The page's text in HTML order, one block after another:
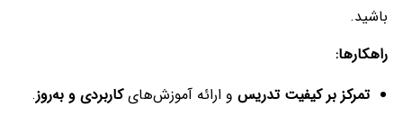
باشید.
راهکارها:
تمرکز بر کیفیت تدریس و ارائه آموزش‌هایکاربردی و به‌روز.